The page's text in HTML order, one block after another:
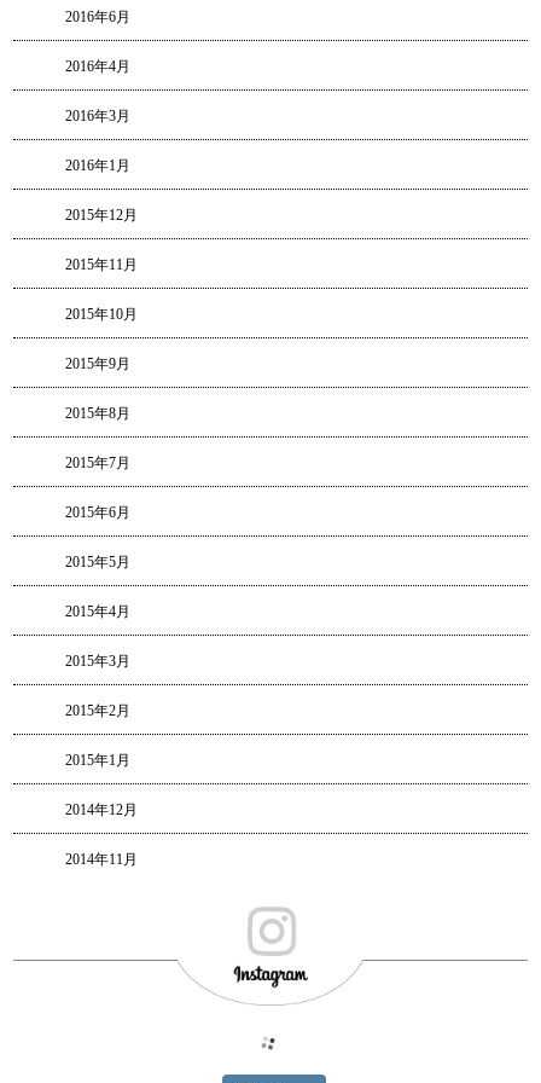
2016年6月
2016年4月
2016年3月
2016年1月
2015年12月
2015年11月
2015年10月
2015年9月
2015年8月
2015年7月
2015年6月
2015年5月
2015年4月
2015年3月
2015年2月
2015年1月
2014年12月
2014年11月